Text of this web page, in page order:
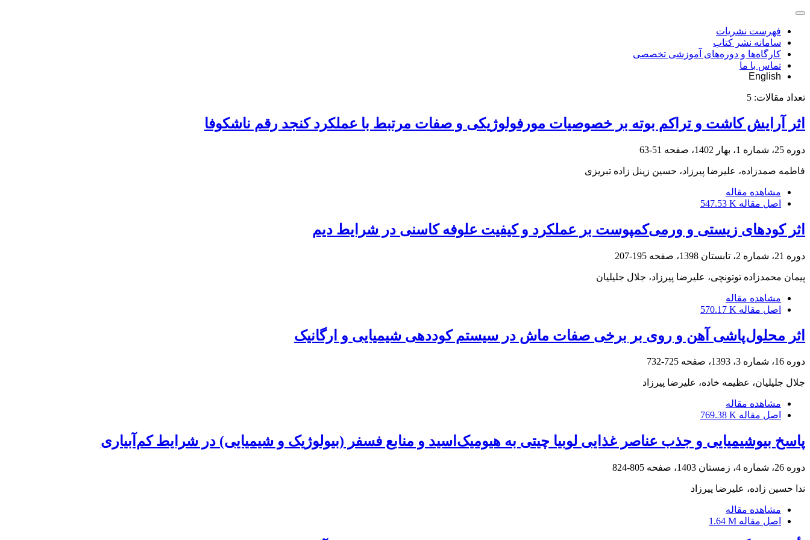
فهرست نشریات
سامانه نشر کتاب
کارگاه‌ها و دوره‌های آموزشی تخصصی
تماس با ما
English
تعداد مقالات: 5
اثر آرایش کاشت و تراکم بوته بر خصوصیات مورفولوژیکی و صفات مرتبط با عملکرد کنجد رقم ناشکوفا
دوره 25، شماره 1، بهار 1402، صفحه 51-63
فاطمه صمدزاده، علیرضا پیرزاد، حسین زینل زاده تبریزی
مشاهده مقاله
اصل مقاله 547.53 K
اثر کودهای زیستی و ورمی‌کمپوست بر عملکرد و کیفیت علوفه کاسنی در شرایط دیم
دوره 21، شماره 2، تابستان 1398، صفحه 195-207
پیمان محمدزاده توتونچی، علیرضا پیرزاد، جلال جلیلیان
مشاهده مقاله
اصل مقاله 570.17 K
اثر محلول‌پاشی آهن و روی بر برخی صفات ماش در سیستم کوددهی شیمیایی و ارگانیک
دوره 16، شماره 3، 1393، صفحه 725-732
جلال جلیلیان، عظیمه خاده، علیرضا پیرزاد
مشاهده مقاله
اصل مقاله 769.38 K
پاسخ بیوشیمیایی و جذب عناصر غذایی لوبیا چیتی به هیومیک‌اسید و منابع فسفر (بیولوژیک و شیمیایی) در شرایط کم‌آبیاری
دوره 26، شماره 4، زمستان 1403، صفحه 805-824
ندا حسین زاده، علیرضا پیرزاد
مشاهده مقاله
اصل مقاله 1.64 M